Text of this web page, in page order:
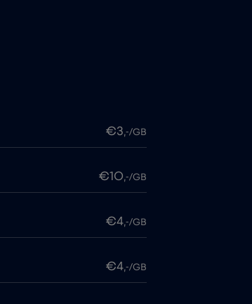
€3,-/GB
€10,-/GB
€4,-/GB
€4,-/GB